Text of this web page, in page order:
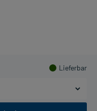
Lieferbar